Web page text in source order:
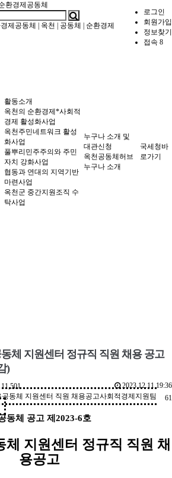
로그인
회원가입
정보찾기
접속 8
환경제공동체
제공동체 옥천 공동체
순환경제
활동소개
옥천의 순환경제*사회적
경제 활성화사업
옥천주민네트워크 활성
화사업
풀뿌리민주주의와 주민
자치 강화사업
협동과 연대의 지역기반
마련사업
옥천군 중간지원조직 수
탁사업
누구나 소개 및
대관신청
옥천공동체허브
누구나 소개
국세청바
로가기
체 지원센터 정규직 직원 채용 공고
)
11,501
2023.12.11 19:36
61
동체 지원센터 직원 채용공고사회적경제지원팀
동체 공고 제 2023-6호
체 지원센터 정규직 직원 채
용공고